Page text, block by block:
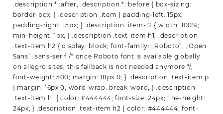
.description *::after, .description *::before { box-sizing:
border-box; } .description .item { padding-left: 15px;
padding-right: 15px; } .description .item-12 { width: 100%;
min-height: 1px; } .description .text-item h1, .description
.text-item h2 { display: block; font-family: „Roboto”, „Open
Sans”, sans-serif /* once Roboto font is available globally
on allegro sites, this fallback is not needed anymore */;
font-weight: 500; margin: 18px 0; } .description .text-item p
{ margin: 16px 0; word-wrap: break-word; } .description
.text-item h1 { color: #444444; font-size: 24px; line-height:
24px; } .description .text-item h2 { color: #444444; font-